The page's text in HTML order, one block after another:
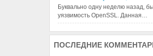
Буквально одну неделю назад,
уязвимость OpenSSL. Данная…
ПОСЛЕДНИЕ